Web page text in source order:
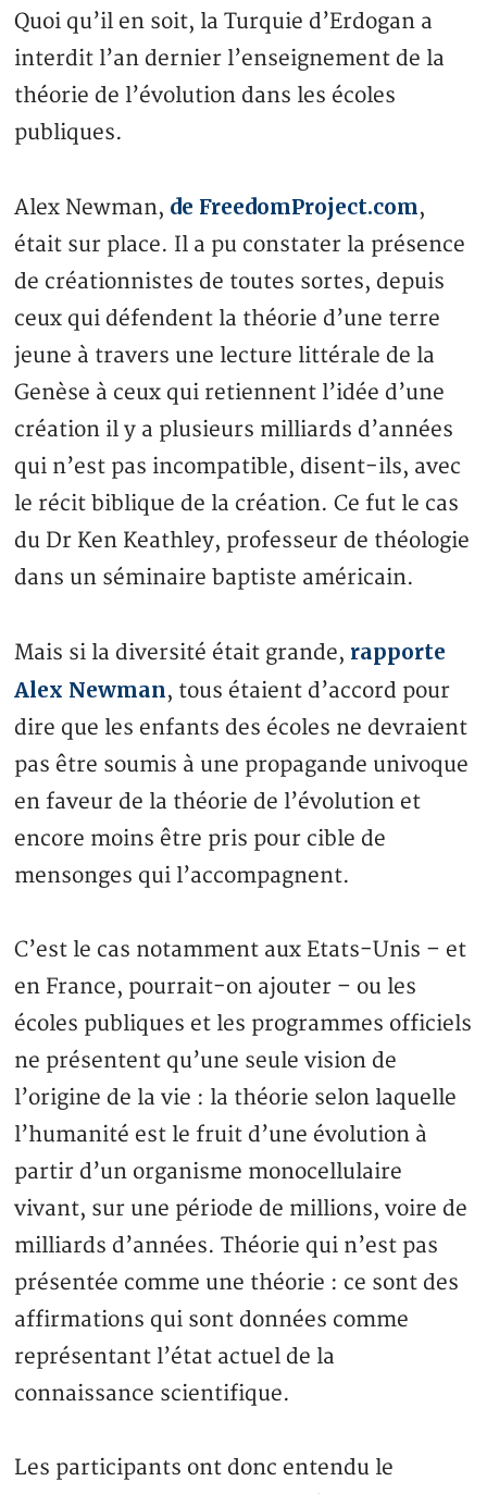
Quoi qu’il en soit, la Turquie d’Erdogan a
interdit l’an dernier l’enseignement de la
théorie de l’évolution dans les écoles
publiques.
Alex Newman, de FreedomProject.com,
était sur place. Il a pu constater la présence
de créationnistes de toutes sortes, depuis
ceux qui défendent la théorie d’une terre
jeune à travers une lecture littérale de la
Genèse à ceux qui retiennent l’idée d’une
création il y a plusieurs milliards d’années
qui n’est pas incompatible, disent-ils, avec
le récit biblique de la création. Ce fut le cas
du Dr Ken Keathley, professeur de théologie
dans un séminaire baptiste américain.
Mais si la diversité était grande, rapporte
Alex Newman, tous étaient d’accord pour
dire que les enfants des écoles ne devraient
pas être soumis à une propagande univoque
en faveur de la théorie de l’évolution et
encore moins être pris pour cible de
mensonges qui l’accompagnent.
C’est le cas notamment aux Etats-Unis – et
en France, pourrait-on ajouter – ou les
écoles publiques et les programmes officiels
ne présentent qu’une seule vision de
l’origine de la vie : la théorie selon laquelle
l’humanité est le fruit d’une évolution à
partir d’un organisme monocellulaire
vivant, sur une période de millions, voire de
milliards d’années. Théorie qui n’est pas
présentée comme une théorie : ce sont des
affirmations qui sont données comme
représentant l’état actuel de la
connaissance scientifique.
Les participants ont donc entendu le